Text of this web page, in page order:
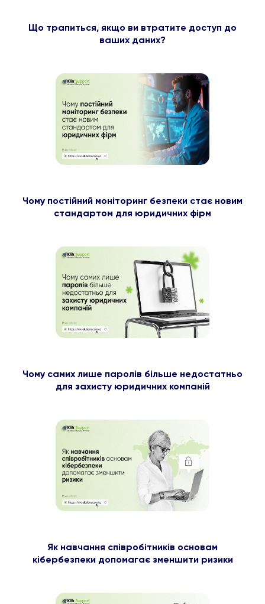
Що трапиться, якщо ви втратите доступ до
ваших даних?
Чому постійний моніторинг безпеки стає новим
стандартом для юридичних фірм
Чому самих лише паролів більше недостатньо
для захисту юридичних компаній
Як навчання співробітників основам
кібербезпеки допомагає зменшити ризики